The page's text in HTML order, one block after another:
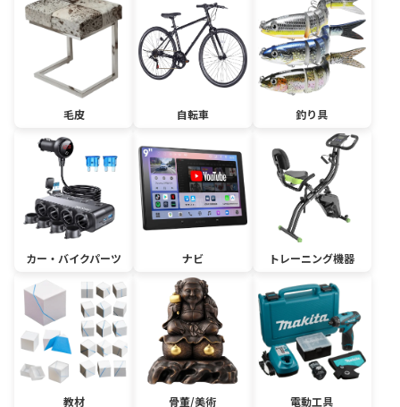
毛皮 自転車 釣り具
カー・バイクパーツ ナビ トレーニング機器
教材 骨董/美術 電動工具